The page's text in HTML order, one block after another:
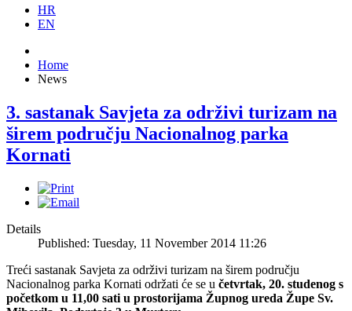
HR
EN
Home
News
3. sastanak Savjeta za održivi turizam na
širem području Nacionalnog parka
Kornati
Details
Published: Tuesday, 11 November 2014 11:26
Treći sastanak Savjeta za održivi turizam na širem području
Nacionalnog parka Kornati održati će se u četvrtak, 20. studenog s
početkom u 11,00 sati u prostorijama Župnog ureda Župe Sv.